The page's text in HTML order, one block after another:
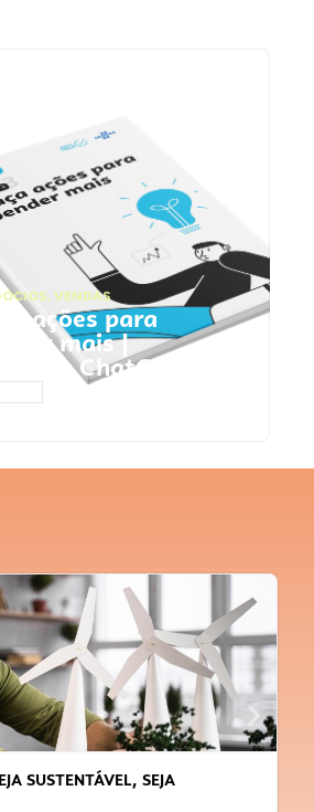
, VENDAS
ações para
mais |
ChatGPT
SUSTENTÁVEL, SEJA